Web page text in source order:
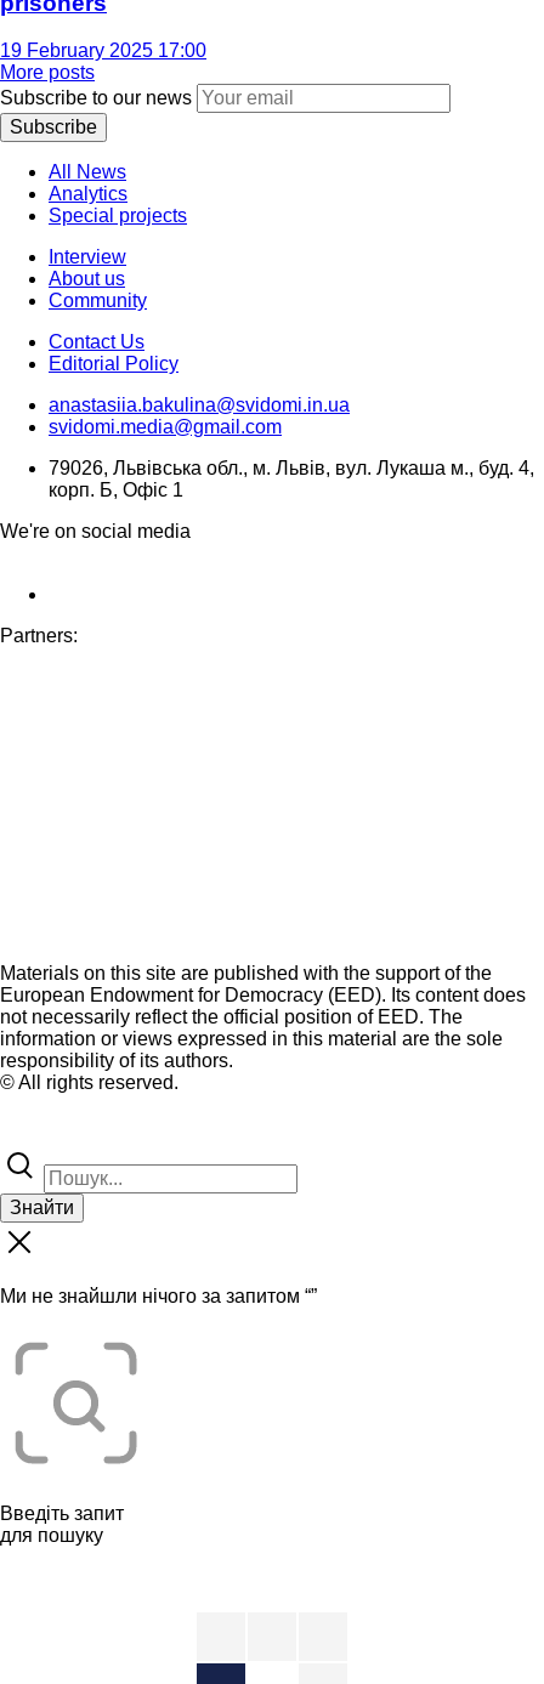
19 February 2025 17:00
More posts
Subscribe to our news
Subscribe
All News
Analytics
Special projects
Interview
About us
Community
Contact Us
Editorial Policy
anastasiia.bakulina@svidomi.in.ua
svidomi.media@gmail.com
79026, Львівська обл., м. Львів, вул. Лукаша м., буд. 4,
корп. Б, Офіс 1
We're on social media
Partners:
Materials on this site are published with the support of the
European Endowment for Democracy (EED). Its content does
not necessarily reflect the official position of EED. The
information or views expressed in this material are the sole
responsibility of its authors.
© All rights reserved.
Знайти
Ми не знайшли нічого за запитом “”
Введіть запит
для пошуку